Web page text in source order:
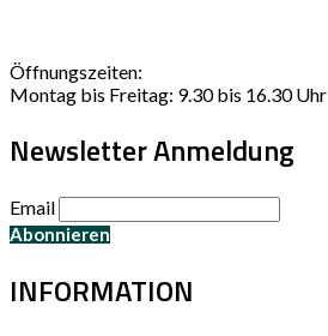
Öffnungszeiten:
Montag bis Freitag: 9.30 bis 16.30 Uhr
Newsletter Anmeldung
Email
INFORMATION